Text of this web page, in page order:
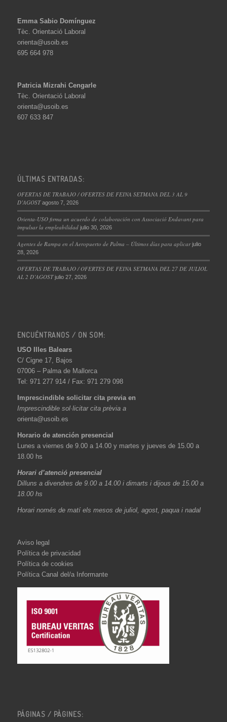
Emma Sabio Domínguez
Tèc. Orientació Laboral
orienta@usoib.es
695 664 978
Patricia Mizrahi Cengarle
Tèc. Orientació Laboral
orienta@usoib.es
607 633 847
ÚLTIMAS ENTRADAS:
OFERTAS DE TRABAJO / OFERTES DE FEINA SETMANA DEL 3 AL 9
D’AGOST agosto 7, 2026
Orienta-USO firma un acuerdo de colaboración con Associació Endavant para
impulsar la empleabilidad julio 30, 2026
Agentes de Rampa en el Aeropuerto de Palma – Últimos días para aplicar julio
28, 2026
OFERTAS DE TRABAJO / OFERTES DE FEINA SETMANA DEL 27 DE JULIOL
AL 2 D’AGOST julio 27, 2026
ENCUÉNTRANOS / ON SOM:
USO Illes Balears
C/ Cigne 17, Bajos
07006 – Palma de Mallorca
Tel: 971 277 914 / Fax: 971 279 098
Imprescindible solicitar cita previa en
Imprescindible sol·licitar cita prèvia a
orienta@usoib.es
Horario de atención presencial
Lunes a viernes de 9.00 a 14.00 y martes y jueves de 15.00 a
18.00 hs
Horari d’atenció presencial
Dilluns a divendres de 9.00 a 14.00 i dimarts i dijous de 15.00 a
18.00 hs
Horari només de matí els mesos de juliol, agost, paqua i nadal
Aviso legal
Política de privacidad
Política de cookies
Política Canal del/a Informante
PÁGINAS / PÀGINES: